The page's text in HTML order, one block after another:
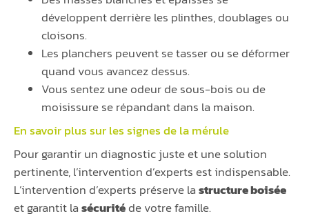
développent derrière les plinthes, doublages ou
cloisons.
Les planchers peuvent se tasser ou se déformer
quand vous avancez dessus.
Vous sentez une odeur de sous-bois ou de
moisissure se répandant dans la maison.
En savoir plus sur les signes de lamérule
Pour garantir un diagnostic juste et une solution
pertinente, l’intervention d’experts est indispensable.
L’intervention d’experts préserve lastructure boisée
et garantit lasécuritéde votre famille.